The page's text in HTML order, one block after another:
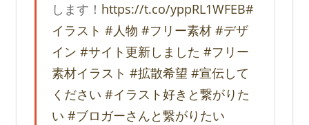
します！ https://t.co/yppRL1WFEB#
イラスト #人物 #フリー素材 #デザ
イン #サイト更新しました #フリー
素材イラスト #拡散希望 #宣伝して
ください #イラスト好きと繋がりた
い #ブロガーさんと繋がりたい